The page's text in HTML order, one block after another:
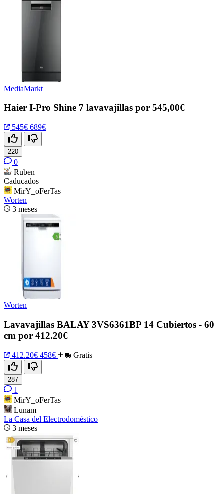
MediaMarkt
Haier I-Pro Shine 7 lavavajillas por 545,00€
545€ 689€
220
0
Ruben
Caducados
MirY_oFerTas
Worten
3 meses
Worten
Lavavajillas BALAY 3VS6361BP 14 Cubiertos - 60
cm por 412.20€
412.20€ 458€ Gratis
287
1
MirY_oFerTas
Lunam
La Casa del Electrodoméstico
3 meses